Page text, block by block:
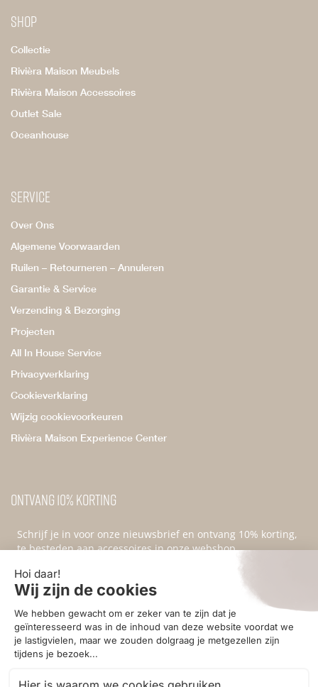
Shop
Collectie
Rivièra Maison Meubels
Rivièra Maison Accessoires
Outlet Sale
Oceanhouse
Service
Over Ons
Algemene Voorwaarden
Ruilen – Retourneren – Annuleren
Garantie & Service
Verzending & Bezorging
Projecten
All In House Service
Privacyverklaring
Cookieverklaring
Wijzig cookievoorkeuren
Rivièra Maison Experience Center
Ontvang 10% korting
Schrijf je in voor onze nieuwsbrief en ontvang 10% korting,
te besteden aan accessoires in onze webshop.